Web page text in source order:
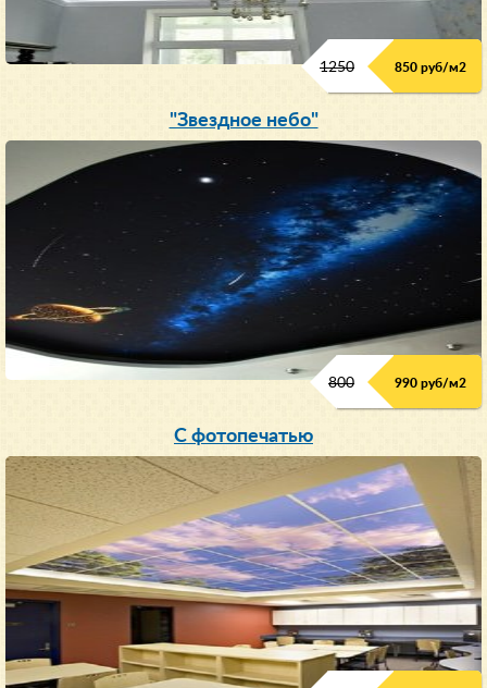
1250 850 руб/м2
"Звездное небо"
800 990 руб/м2
С фотопечатью